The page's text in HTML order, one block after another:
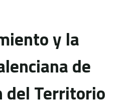
y la
de
del Territorio